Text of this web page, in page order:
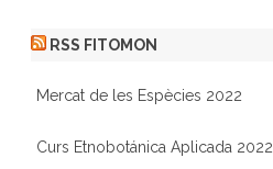
RSS FITOMON
Mercat de les Espècies 2022
Curs Etnobotánica Aplicada 2022